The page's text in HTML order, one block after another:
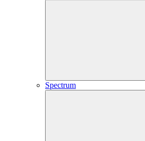
Spectrum